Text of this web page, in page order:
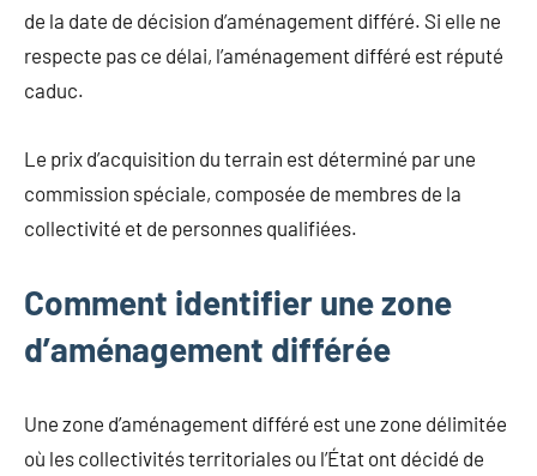
de la date de décision d’aménagement différé. Si elle ne
respecte pas ce délai, l’aménagement différé est réputé
caduc.
Le prix d’acquisition du terrain est déterminé par une
commission spéciale, composée de membres de la
collectivité et de personnes qualifiées.
Comment identifier une zone
d’aménagement différée
Une zone d’aménagement différé est une zone délimitée
où les collectivités territoriales ou l’État ont décidé de